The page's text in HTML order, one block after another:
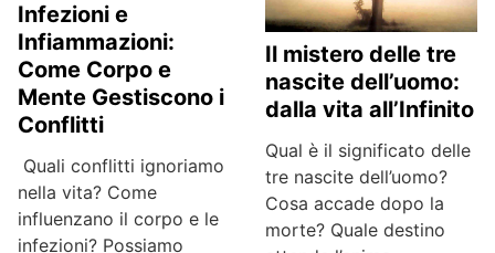
Infezioni e
Infiammazioni:
Come Corpo e
Mente Gestiscono i
Conflitti
Quali conflitti ignoriamo
nella vita? Come
influenzano il corpo e le
infezioni? Possiamo
Il mistero delle tre
nascite dell’uomo:
dalla vita all’Infinito
Qual è il significato delle
tre nascite dell’uomo?
Cosa accade dopo la
morte? Quale destino